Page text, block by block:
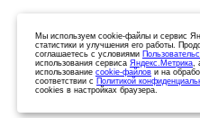
Мы используем cookie-файлы и сервис
статистики и улучшения его работы.
соглашаетесь с условиями
использования сервиса Яндекс.Метрика,
использование cookie-файлов и на
соответствии с Политикой
cookies в настройках браузера.